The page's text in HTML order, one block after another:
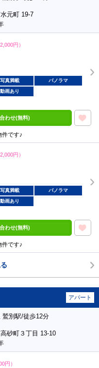
元町 19-7
円）
写真満載
パノラマ
動画あり
わせ(無料)
です♪
円）
写真満載
パノラマ
動画あり
わせ(無料)
です♪
アパート
鷲別駅/徒歩12分
砂町３丁目 13-10
円）